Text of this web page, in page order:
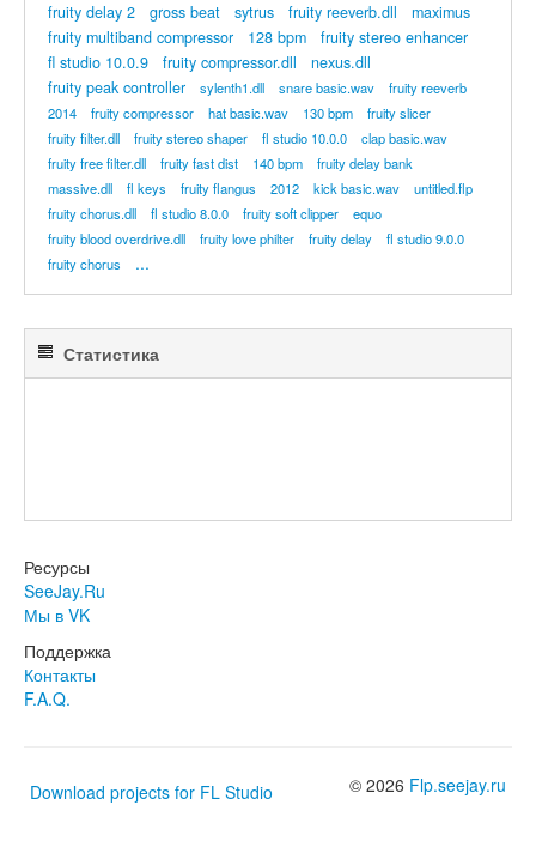
fruity delay 2
gross beat sytrus fruity reeverb.dll
maximus
fruity multiband compressor
128 bpm
fruity stereo enhancer
fl studio 10.0.9
fruity compressor.dll
nexus.dll
fruity peak controller
sylenth1.dll snare basic.wav
fruity reeverb
2014
fruity compressor hat basic.wav 130 bpm
fruity slicer
fruity filter.dll
fruity stereo shaper fl studio 10.0.0
clap basic.wav
fruity free filter.dll
fruity fast dist 140 bpm
fruity delay bank
massive.dll
fl keys fruity flangus 2012 kick basic.wav
untitled.flp
fruity chorus.dll
fl studio 8.0.0 fruity soft clipper
equo
fruity blood overdrive.dll
fruity love philter fruity delay
fl studio 9.0.0
fruity chorus
...
Статистика
Ресурсы
SeeJay.Ru
Мы в VK
Поддержка
Контакты
F.A.Q.
Download projects for FL Studio © 2026 Flp.seejay.ru